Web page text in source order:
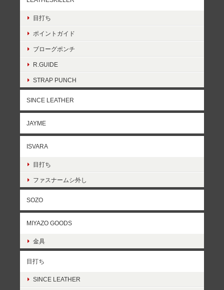
目打ち
ポイントガイド
ブローグポンチ
R.GUIDE
STRAP PUNCH
SINCE LEATHER
JAYME
ISVARA
目打ち
ファスナームシ外し
SOZO
MIYAZO GOODS
金具
目打ち
SINCE LEATHER